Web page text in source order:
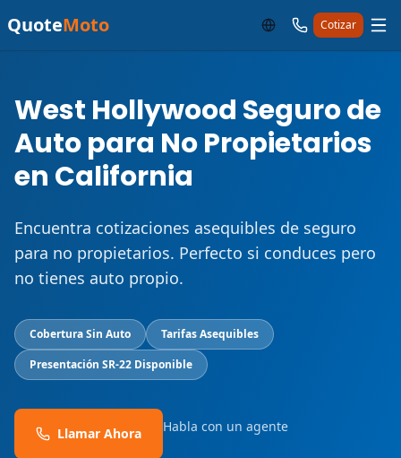
QuoteMoto Cotizar
West Hollywood Seguro de
Auto para No Propietarios
en California
Encuentra cotizaciones asequibles de seguro
para no propietarios. Perfecto si conduces pero
no tienes auto propio.
Cobertura Sin Auto
Tarifas Asequibles
Presentación SR-22 Disponible
Llamar Ahora Habla con un agente